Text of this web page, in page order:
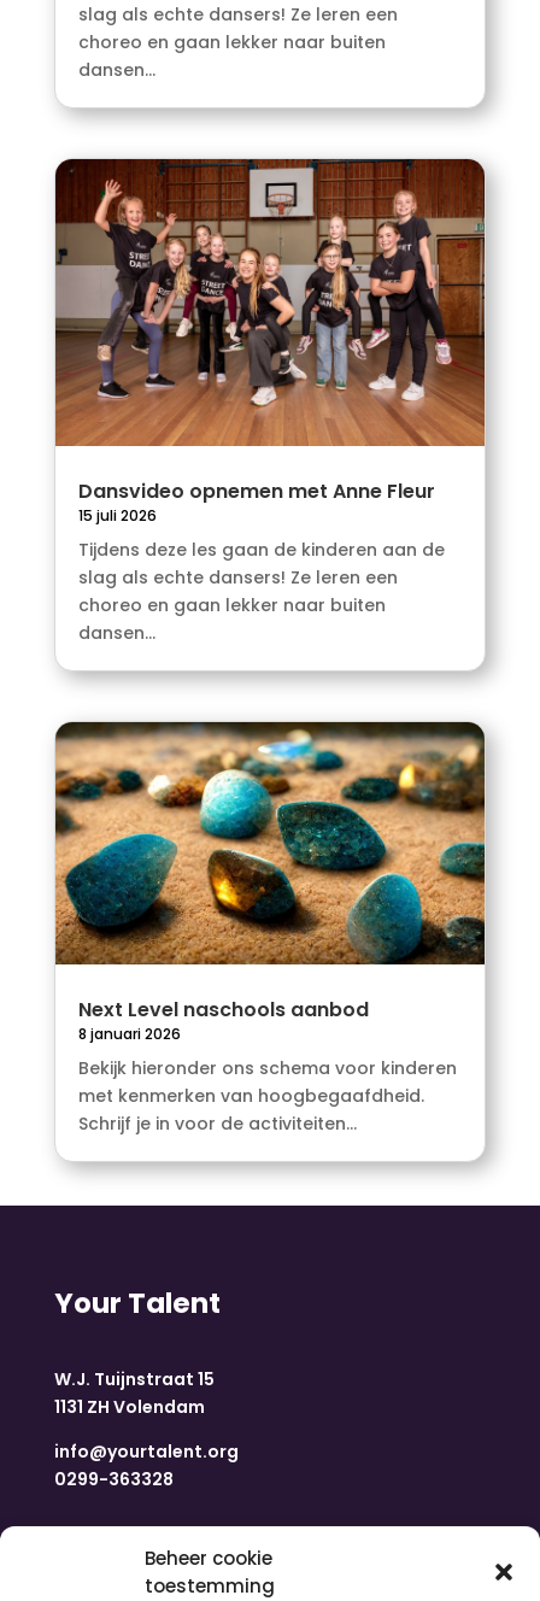
Beheer cookie
toestemming
slag als echte dansers! Ze leren een
choreo en gaan lekker naar buiten
dansen...
Dansvideo opnemen met Anne Fleur
15 juli 2026
Tijdens deze les gaan de kinderen aan de
slag als echte dansers! Ze leren een
choreo en gaan lekker naar buiten
dansen...
Next Level naschools aanbod
8 januari 2026
Bekijk hieronder ons schema voor kinderen
met kenmerken van hoogbegaafdheid.
Schrijf je in voor de activiteiten...
Your Talent
W.J. Tuijnstraat 15
1131 ZH Volendam
info@yourtalent.org
0299-363328
Navigatie